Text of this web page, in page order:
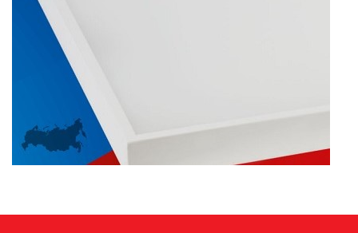
СЕТЕВЫЕ ФИЛЬТРЫ, СИЛОВЫЕ
РАЗЪЕМЫ И УДЛИНИТЕЛИ,
ТРОЙНИКИ И КОЛОДКИ, ВИЛКИ